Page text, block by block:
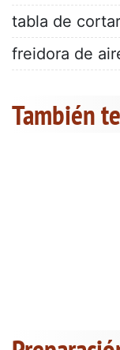
tabla de cortar
freidora de
También